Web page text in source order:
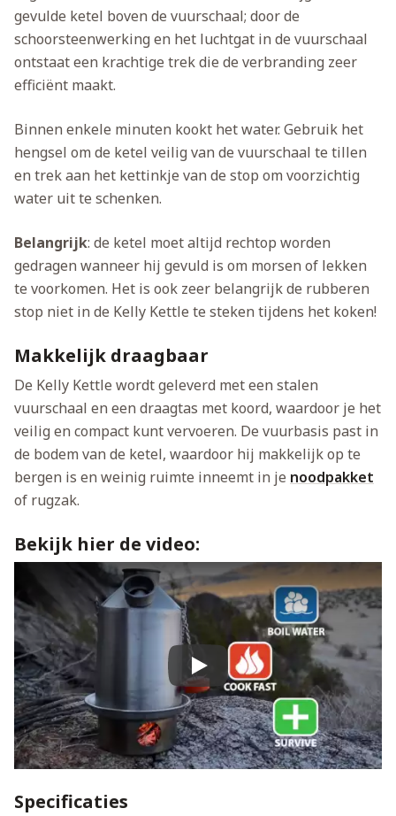
gevulde ketel boven de vuurschaal; door de
schoorsteenwerking en het luchtgat in de vuurschaal
ontstaat een krachtige trek die de verbranding zeer
efficiënt maakt.
Binnen enkele minuten kookt het water. Gebruik het
hengsel om de ketel veilig van de vuurschaal te tillen
en trek aan het kettinkje van de stop om voorzichtig
water uit te schenken.
Belangrijk: de ketel moet altijd rechtop worden
gedragen wanneer hij gevuld is om morsen of lekken
te voorkomen. Het is ook zeer belangrijk de rubberen
stop niet in de Kelly Kettle te steken tijdens het koken!
Makkelijk draagbaar
De Kelly Kettle wordt geleverd met een stalen
vuurschaal en een draagtas met koord, waardoor je het
veilig en compact kunt vervoeren. De vuurbasis past in
de bodem van de ketel, waardoor hij makkelijk op te
bergen is en weinig ruimte inneemt in je noodpakket
of rugzak.
Bekijk hier de video:
Play
Specificaties